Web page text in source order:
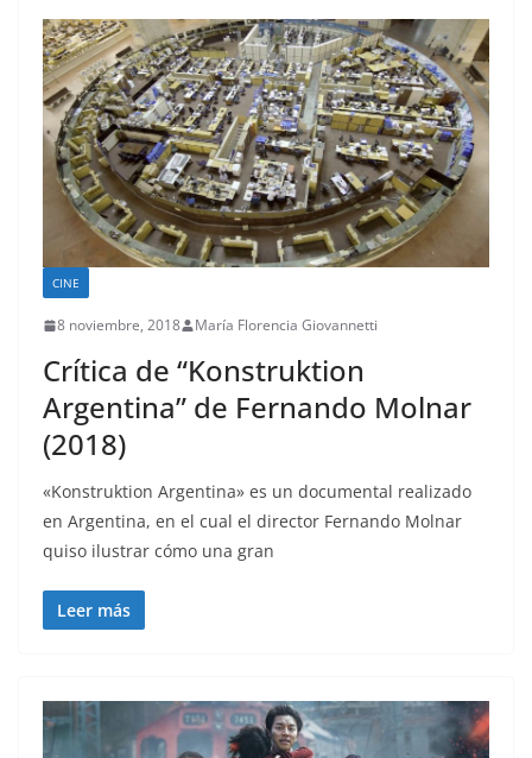
CINE
8 noviembre, 2018 María Florencia Giovannetti
Crítica de “Konstruktion
Argentina” de Fernando Molnar
(2018)
«Konstruktion Argentina» es un documental realizado
en Argentina, en el cual el director Fernando Molnar
quiso ilustrar cómo una gran
Leer más